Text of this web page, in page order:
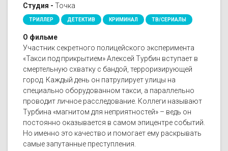
Студия - Точка
ТРИЛЛЕР ДЕТЕКТИВ КРИМИНАЛ ТВ/СЕРИАЛЫ
О фильме
Участник секретного полицейского эксперимента
«Такси под прикрытием» Алексей Турбин вступает в
смертельную схватку с бандой, терроризирующей
город. Каждый день он патрулирует улицы на
специально оборудованном такси, а параллельно
проводит личное расследование. Коллеги называют
Турбина «магнитом для неприятностей» – ведь он
постоянно оказывается в самом эпицентре событий.
Но именно это качество и помогает ему раскрывать
самые запутанные преступления.